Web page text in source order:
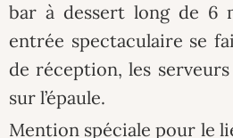
bar à dessert long de 6
entrée spectaculaire se
de réception, les
sur l’épaule.
Mention spéciale pour le